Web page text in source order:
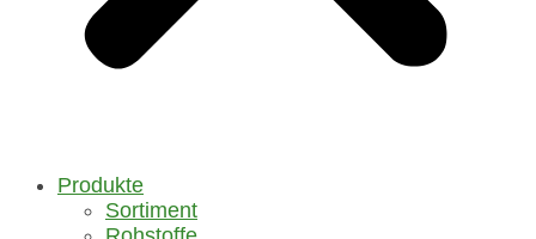
Produkte
Sortiment